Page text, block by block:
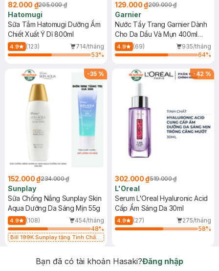
82.000 ₫205.000 ₫
Hatomugi
Sữa Tắm Hatomugi Dưỡng Ẩm
Chiết Xuất Ý Dĩ 800ml
4.9 (123)
714/tháng
53%
129.000 ₫209.000 ₫
Garnier
Nước Tẩy Trang Garnier Dành
Cho Da Dầu Và Mụn 400ml
(Mới)
4.9 (69)
935/tháng
64%
-35 %
152.000 ₫234.000 ₫
Sunplay
Sữa Chống Nắng Sunplay Skin
Aqua Dưỡng Da Sáng Mịn 55g
4.9 (108)
454/tháng
48%
Bill 199K Sunplay tặng Tinh Chất
-42 %
302.000 ₫519.000 ₫
L'Oreal
Serum L'Oreal Hyaluronic Acid
Cấp Ẩm Sáng Da 30ml
4.9 (27)
275/tháng
58%
Bạn đã có tài khoản Hasaki?Đăng nhập